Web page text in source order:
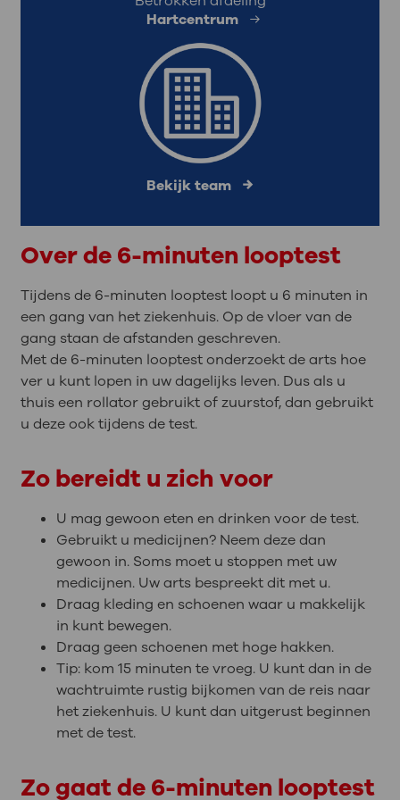
Hartcentrum
Bekijk team
Over de 6-minuten looptest
Tijdens de 6-minuten looptest loopt u 6 minuten in
een gang van het ziekenhuis. Op de vloer van de
gang staan de afstanden geschreven.
Met de 6-minuten looptest onderzoekt de arts hoe
ver u kunt lopen in uw dagelijks leven. Dus als u
thuis een rollator gebruikt of zuurstof, dan gebruikt
u deze ook tijdens de test.
Zo bereidt u zich voor
U mag gewoon eten en drinken voor de test.
Gebruikt u medicijnen? Neem deze dan
gewoon in. Soms moet u stoppen met uw
medicijnen. Uw arts bespreekt dit met u.
Draag kleding en schoenen waar u makkelijk
in kunt bewegen.
Draag geen schoenen met hoge hakken.
Tip: kom 15 minuten te vroeg. U kunt dan in de
wachtruimte rustig bijkomen van de reis naar
het ziekenhuis. U kunt dan uitgerust beginnen
met de test.
Zo gaat de 6-minuten looptest